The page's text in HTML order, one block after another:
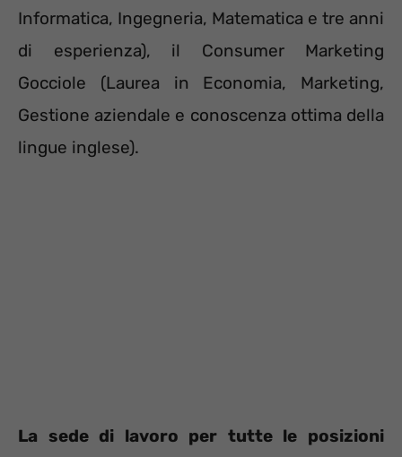
Informatica, Ingegneria, Matematica e tre anni
di esperienza), il Consumer Marketing
Gocciole (Laurea in Economia, Marketing,
Gestione aziendale e conoscenza ottima della
lingue inglese).
La sede di lavoro per tutte le posizioni